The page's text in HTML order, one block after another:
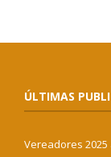
ÚLTIMAS
Vereadores 2025